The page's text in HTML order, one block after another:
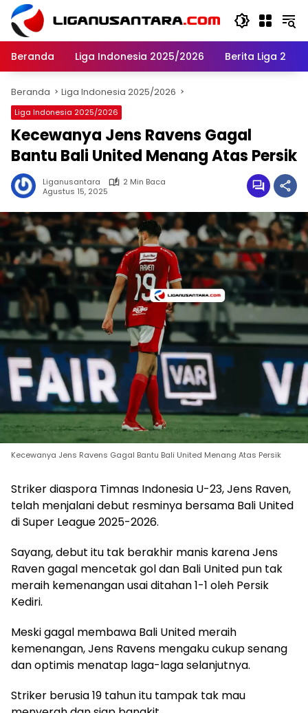
Langsung
konten
Beranda
Liga Indonesia 2025/2026 Berita Liga 2
Beranda Liga Indonesia 2025/2026
Liga Indonesia 2025/2026
Kecewanya Jens Ravens Gagal
Bantu Bali United Menang Atas Persik
Liganusantara
2 Min Baca
Agustus 15, 2025
Kecewanya Jens Ravens Gagal Bantu Bali United Menang Atas Persik
Striker diaspora Timnas Indonesia U-23, Jens Raven,
telah menjalani debut resminya bersama Bali United
di Super League 2025-2026.
Sayang, debut itu tak berakhir manis karena Jens
Raven gagal mencetak gol dan Bali United pun tak
meraih kemenangan usai ditahan 1-1 oleh Persik
Kediri.
Meski gagal membawa Bali United meraih
kemenangan, Jens Ravens mengaku cukup senang
dan optimis menatap laga-laga selanjutnya.
Striker berusia 19 tahun itu tampak tak mau